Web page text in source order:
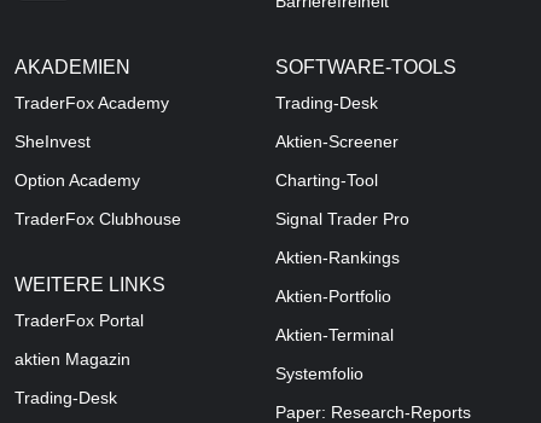
AKADEMIEN
TraderFox Academy
SheInvest
Option Academy
TraderFox Clubhouse
WEITERE LINKS
TraderFox Portal
aktien Magazin
Trading-Desk
SOFTWARE-TOOLS
Trading-Desk
Aktien-Screener
Charting-Tool
Signal Trader Pro
Aktien-Rankings
Aktien-Portfolio
Aktien-Terminal
Systemfolio
Paper: Research-Reports